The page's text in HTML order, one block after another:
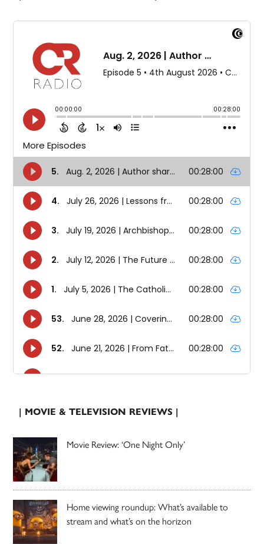
| MOVIE & TELEVISION REVIEWS |
Movie Review: ‘One Night Only’
Home viewing roundup: What’s available to
stream and what’s on the horizon